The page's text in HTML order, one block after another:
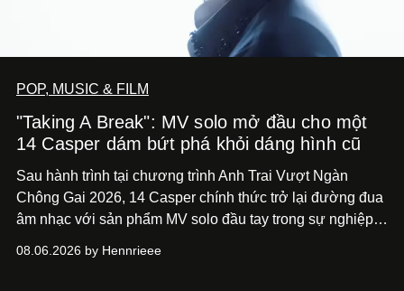
POP, MUSIC & FILM
"Taking A Break": MV solo mở đầu cho một
14 Casper dám bứt phá khỏi dáng hình cũ
Sau hành trình tại chương trình Anh Trai Vượt Ngàn
Chông Gai 2026, 14 Casper chính thức trở lại đường đua
âm nhạc với sản phẩm MV solo đầu tay trong sự nghiệp -
bước chuyển mình của 14 Casper sau chương trình, mà
08.06.2026 by Hennrieee